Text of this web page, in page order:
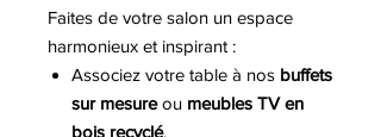
Faites de votre salon un espace
harmonieux et inspirant :
Associez votre table à nos buffets
sur mesureou meubles TV en
bois recyclé.